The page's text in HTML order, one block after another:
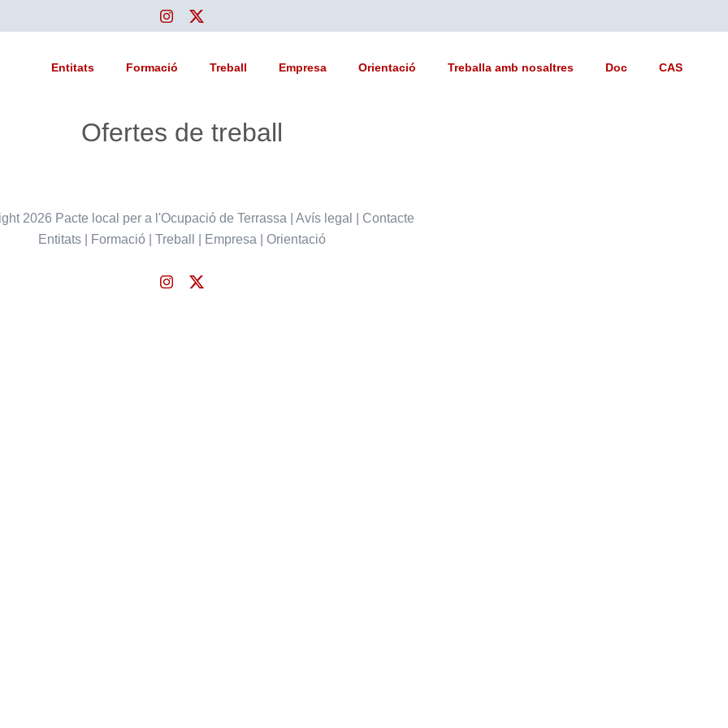
InstagramTwitter
Entitats Formació Treball Empresa Orientació Treballa amb nosaltres Doc CAS
Ofertes de treball
2026 Pacte local per a l'Ocupació de Terrassa | Avís legal
Contacte
Entitats
Formació Treball Empresa Orientació
InstagramTwitter